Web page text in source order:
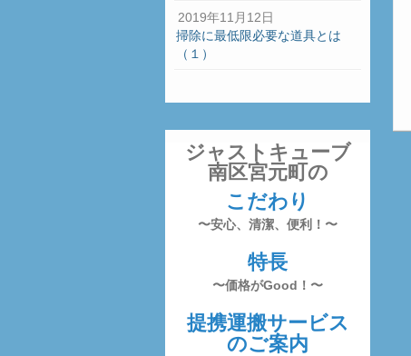
2019年11月12日
掃除に最低限必要な道具とは
（１）
ジャストキューブ
南区宮元町の
こだわり
〜安心、清潔、便利！〜
特長
〜価格がGood！〜
提携運搬サービス
のご案内